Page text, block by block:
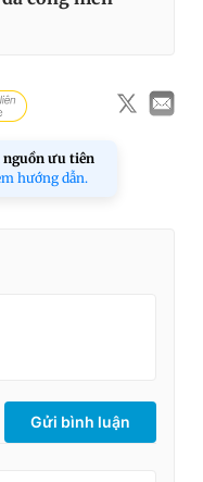
nguồn ưu tiên
hướng dẫn.
Gửi bình luận